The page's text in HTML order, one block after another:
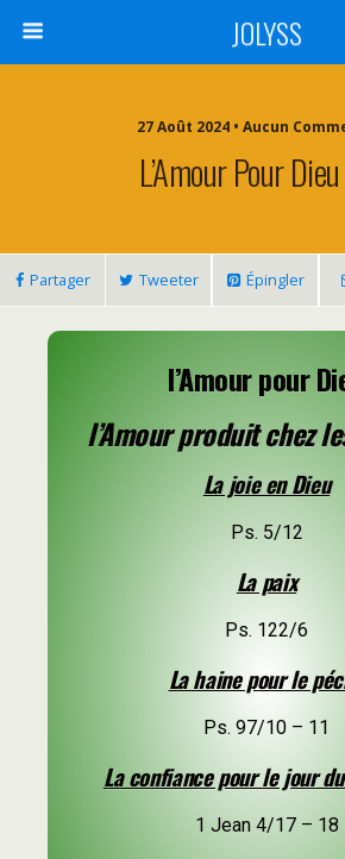
JOLYSS
27 Août 2024 • Aucun
L’Amour Pour
Partager Tweeter Épingler
l’Amour pour
l’Amour produit chez
La joie en Dieu
Ps. 5/12
La paix
Ps. 122/6
La haine pour le
Ps. 97/10 – 11
La confiance pour le jour
1 Jean 4/17 – 18